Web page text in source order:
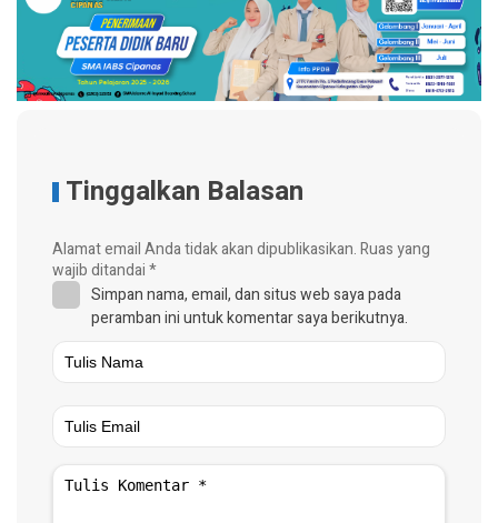
Tinggalkan Balasan
Alamat email Anda tidak akan dipublikasikan.Ruas yang
wajib ditandai*
Simpan nama, email, dan situs web saya pada
peramban ini untuk komentar saya berikutnya.